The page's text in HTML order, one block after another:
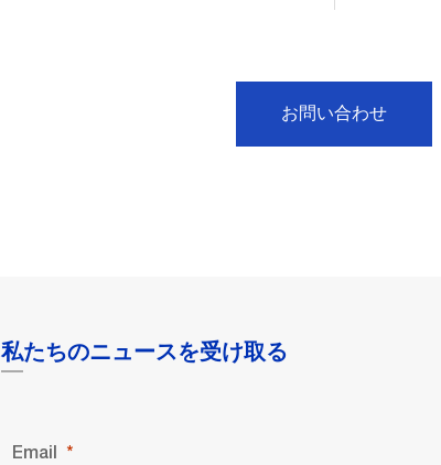
お問い合わせ
私たちのニュースを受け取る
Email